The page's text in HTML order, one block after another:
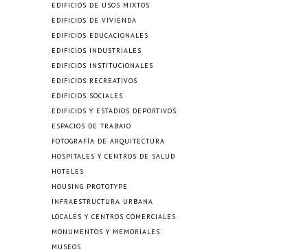
EDIFICIOS DE USOS MIXTOS
EDIFICIOS DE VIVIENDA
EDIFICIOS EDUCACIONALES
EDIFICIOS INDUSTRIALES
EDIFICIOS INSTITUCIONALES
EDIFICIOS RECREATIVOS
EDIFICIOS SOCIALES
EDIFICIOS Y ESTADIOS DEPORTIVOS
ESPACIOS DE TRABAJO
FOTOGRAFÍA DE ARQUITECTURA
HOSPITALES Y CENTROS DE SALUD
HOTELES
HOUSING PROTOTYPE
INFRAESTRUCTURA URBANA
LOCALES Y CENTROS COMERCIALES
MONUMENTOS Y MEMORIALES
MUSEOS